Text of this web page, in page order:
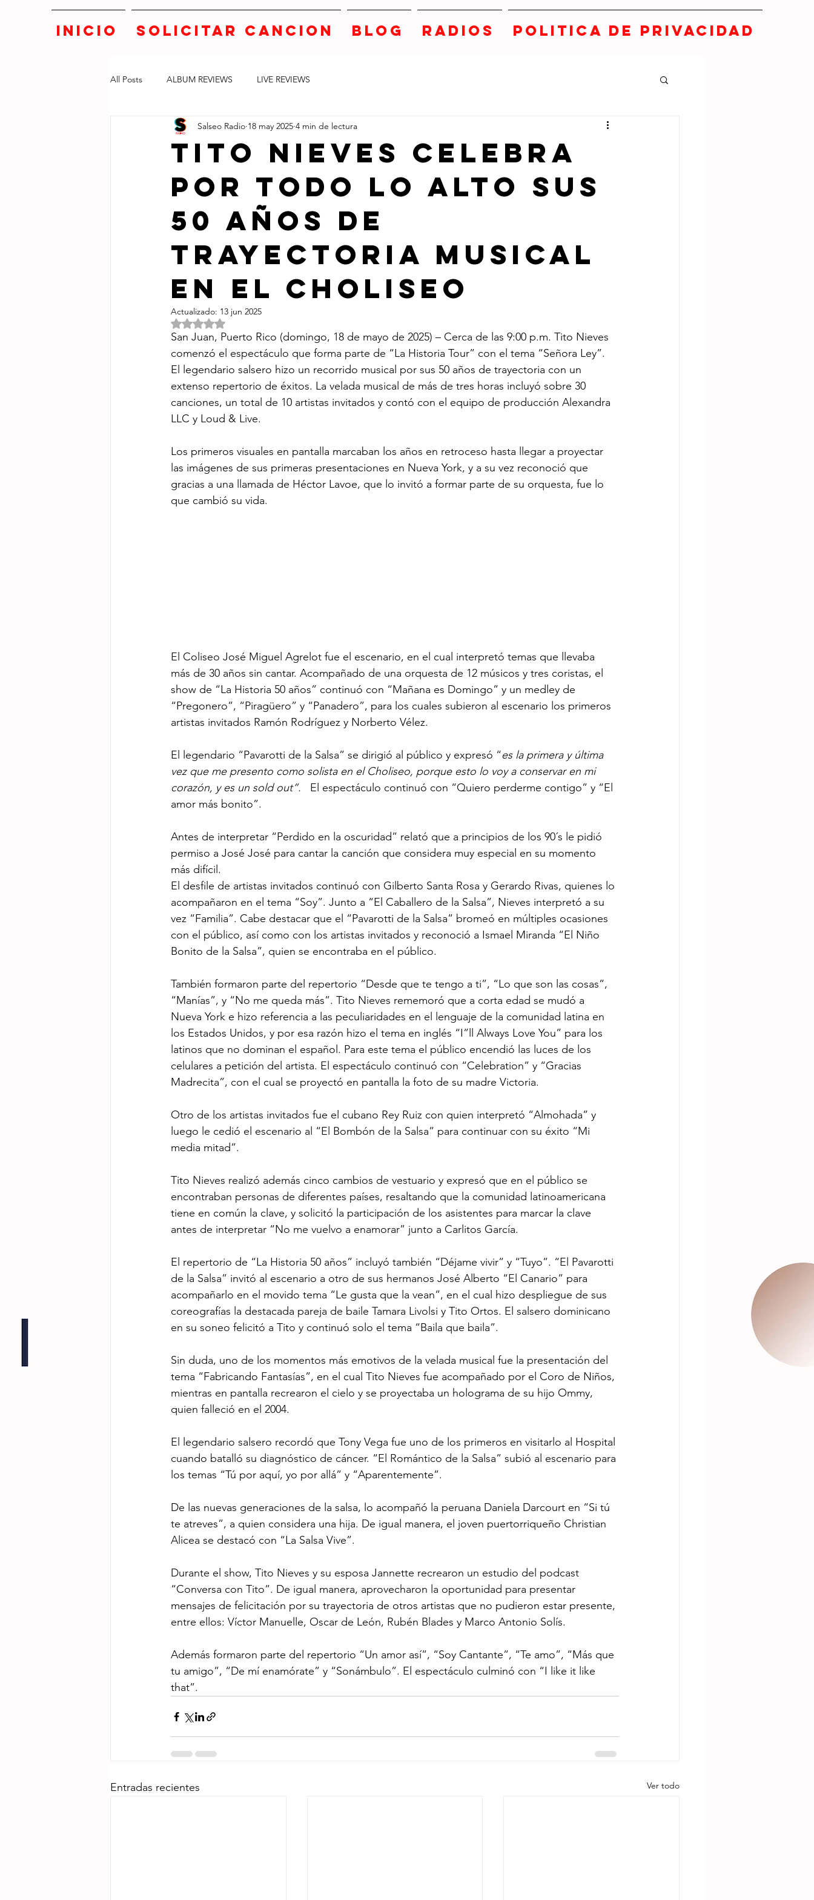
INICIO SOLICITAR CANCION BLOG RADIOS POLITICA DE PRIVACIDAD
All Posts ALBUM REVIEWS LIVE REVIEWS
Tito Nieves celebra
por todo lo alto sus
50 Años de
trayectoria musical
en el Choliseo
Salseo Radio 18 may 2025 4 min de lectura
Actualizado: 13 jun 2025
Obtuvo NaN de 5 estrellas.
San Juan, Puerto Rico (domingo, 18 de mayo de 2025) – Cerca de las 9:00 p.m. Tito Nieves
comenzó el espectáculo que forma parte de “La Historia Tour” con el tema “Señora Ley”.
El legendario salsero hizo un recorrido musical por sus 50 años de trayectoria con un
extenso repertorio de éxitos. La velada musical de más de tres horas incluyó sobre 30
canciones, un total de 10 artistas invitados y contó con el equipo de producción Alexandra
LLC y Loud & Live.
Los primeros visuales en pantalla marcaban los años en retroceso hasta llegar a proyectar
las imágenes de sus primeras presentaciones en Nueva York, y a su vez reconoció que
gracias a una llamada de Héctor Lavoe, que lo invitó a formar parte de su orquesta, fue lo
que cambió su vida.
El Coliseo José Miguel Agrelot fue el escenario, en el cual interpretó temas que llevaba
más de 30 años sin cantar. Acompañado de una orquesta de 12 músicos y tres coristas, el
show de “La Historia 50 años” continuó con “Mañana es Domingo” y un medley de
“Pregonero”, “Piragüero” y “Panadero”, para los cuales subieron al escenario los primeros
artistas invitados Ramón Rodríguez y Norberto Vélez.
El legendario “Pavarotti de la Salsa” se dirigió al público y expresó “es la primera y última
vez que me presento como solista en el Choliseo, porque esto lo voy a conservar en mi
corazón, y es un sold out”. El espectáculo continuó con “Quiero perderme contigo” y “El
amor más bonito”.
Antes de interpretar “Perdido en la oscuridad” relató que a principios de los 90´s le pidió
permiso a José José para cantar la canción que considera muy especial en su momento
más difícil.
El desfile de artistas invitados continuó con Gilberto Santa Rosa y Gerardo Rivas, quienes lo
acompañaron en el tema “Soy”. Junto a “El Caballero de la Salsa”, Nieves interpretó a su
vez “Familia”. Cabe destacar que el “Pavarotti de la Salsa” bromeó en múltiples ocasiones
con el público, así como con los artistas invitados y reconoció a Ismael Miranda “El Niño
Bonito de la Salsa”, quien se encontraba en el público.
También formaron parte del repertorio “Desde que te tengo a ti”, “Lo que son las cosas”,
“Manías”, y “No me queda más”. Tito Nieves rememoró que a corta edad se mudó a
Nueva York e hizo referencia a las peculiaridades en el lenguaje de la comunidad latina en
los Estados Unidos, y por esa razón hizo el tema en inglés “I”ll Always Love You” para los
latinos que no dominan el español. Para este tema el público encendió las luces de los
celulares a petición del artista. El espectáculo continuó con “Celebration” y “Gracias
Madrecita”, con el cual se proyectó en pantalla la foto de su madre Victoria.
Otro de los artistas invitados fue el cubano Rey Ruiz con quien interpretó “Almohada” y
luego le cedió el escenario al “El Bombón de la Salsa” para continuar con su éxito “Mi
media mitad”.
Tito Nieves realizó además cinco cambios de vestuario y expresó que en el público se
encontraban personas de diferentes países, resaltando que la comunidad latinoamericana
tiene en común la clave, y solicitó la participación de los asistentes para marcar la clave
antes de interpretar “No me vuelvo a enamorar” junto a Carlitos García.
El repertorio de “La Historia 50 años” incluyó también “Déjame vivir” y “Tuyo”. “El Pavarotti
de la Salsa” invitó al escenario a otro de sus hermanos José Alberto “El Canario” para
acompañarlo en el movido tema “Le gusta que la vean”, en el cual hizo despliegue de sus
coreografías la destacada pareja de baile Tamara Livolsi y Tito Ortos. El salsero dominicano
en su soneo felicitó a Tito y continuó solo el tema “Baila que baila”.
Sin duda, uno de los momentos más emotivos de la velada musical fue la presentación del
tema “Fabricando Fantasías”, en el cual Tito Nieves fue acompañado por el Coro de Niños,
mientras en pantalla recrearon el cielo y se proyectaba un holograma de su hijo Ommy,
quien falleció en el 2004.
El legendario salsero recordó que Tony Vega fue uno de los primeros en visitarlo al Hospital
cuando batalló su diagnóstico de cáncer. “El Romántico de la Salsa” subió al escenario para
los temas “Tú por aquí, yo por allá” y “Aparentemente”.
De las nuevas generaciones de la salsa, lo acompañó la peruana Daniela Darcourt en “Si tú
te atreves”, a quien considera una hija. De igual manera, el joven puertorriqueño Christian
Alicea se destacó con “La Salsa Vive”.
Durante el show, Tito Nieves y su esposa Jannette recrearon un estudio del podcast
“Conversa con Tito”. De igual manera, aprovecharon la oportunidad para presentar
mensajes de felicitación por su trayectoria de otros artistas que no pudieron estar presente,
entre ellos: Víctor Manuelle, Oscar de León, Rubén Blades y Marco Antonio Solís.
Además formaron parte del repertorio “Un amor así”, “Soy Cantante”, “Te amo”, “Más que
tu amigo”, “De mí enamórate” y “Sonámbulo”. El espectáculo culminó con “I like it like
that”.
Entradas recientes Ver todo